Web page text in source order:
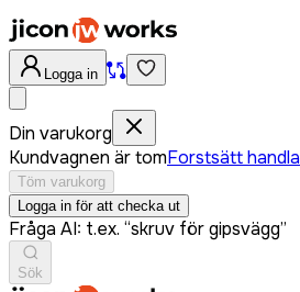
Logga in
Din varukorg
Kundvagnen är tomForstsätt handla
Töm varukorg
Logga in för att checka ut
Fråga AI: t.ex. “skruv för gipsvägg”
Sök